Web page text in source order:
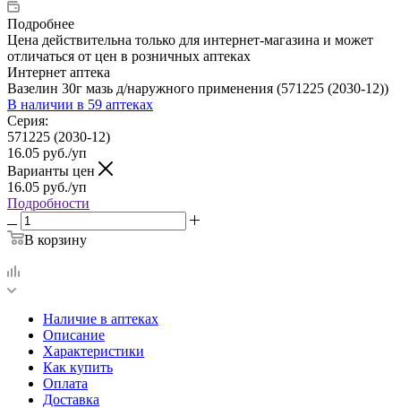
Подробнее
Цена действительна только для интернет-магазина и может
отличаться от цен в розничных аптеках
Интернет аптека
Вазелин 30г мазь д/наружного применения (571225 (2030-12))
В наличии в 59 аптеках
Серия:
571225 (2030-12)
16.05 руб./уп
Варианты цен
16.05 руб./уп
Подробности
В корзину
Наличие в аптеках
Описание
Характеристики
Как купить
Оплата
Доставка